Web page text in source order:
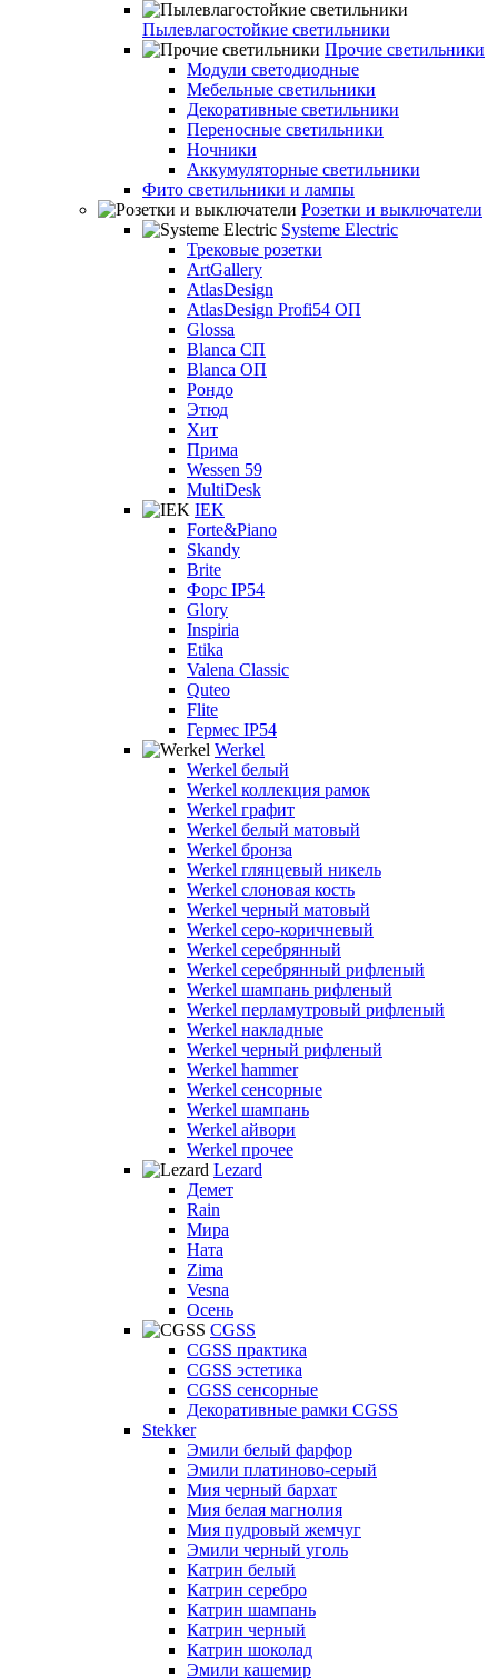
Пылевлагостойкие светильники
Прочие светильники
Модули светодиодные
Мебельные светильники
Декоративные светильники
Переносные светильники
Ночники
Аккумуляторные светильники
Фито светильники и лампы
Розетки и выключатели
Systeme Electric
Трековые розетки
ArtGallery
AtlasDesign
AtlasDesign Profi54 ОП
Glossa
Blanca СП
Blanca ОП
Рондо
Этюд
Хит
Прима
Wessen 59
MultiDesk
IEK
Forte&Piano
Skandy
Brite
Форс IP54
Glory
Inspiria
Etika
Valena Classic
Quteo
Flite
Гермес IP54
Werkel
Werkel белый
Werkel коллекция рамок
Werkel графит
Werkel белый матовый
Werkel бронза
Werkel глянцевый никель
Werkel слоновая кость
Werkel черный матовый
Werkel серо-коричневый
Werkel серебрянный
Werkel серебрянный рифленый
Werkel шампань рифленый
Werkel перламутровый рифленый
Werkel накладные
Werkel черный рифленый
Werkel hammer
Werkel сенсорные
Werkel шампань
Werkel айвори
Werkel прочее
Lezard
Демет
Rain
Мира
Ната
Zima
Vesna
Осень
CGSS
CGSS практика
CGSS эстетика
CGSS сенсорные
Декоративные рамки CGSS
Stekker
Эмили белый фарфор
Эмили платиново-серый
Мия черный бархат
Мия белая магнолия
Мия пудровый жемчуг
Эмили черный уголь
Катрин белый
Катрин серебро
Катрин шампань
Катрин черный
Катрин шоколад
Эмили кашемир